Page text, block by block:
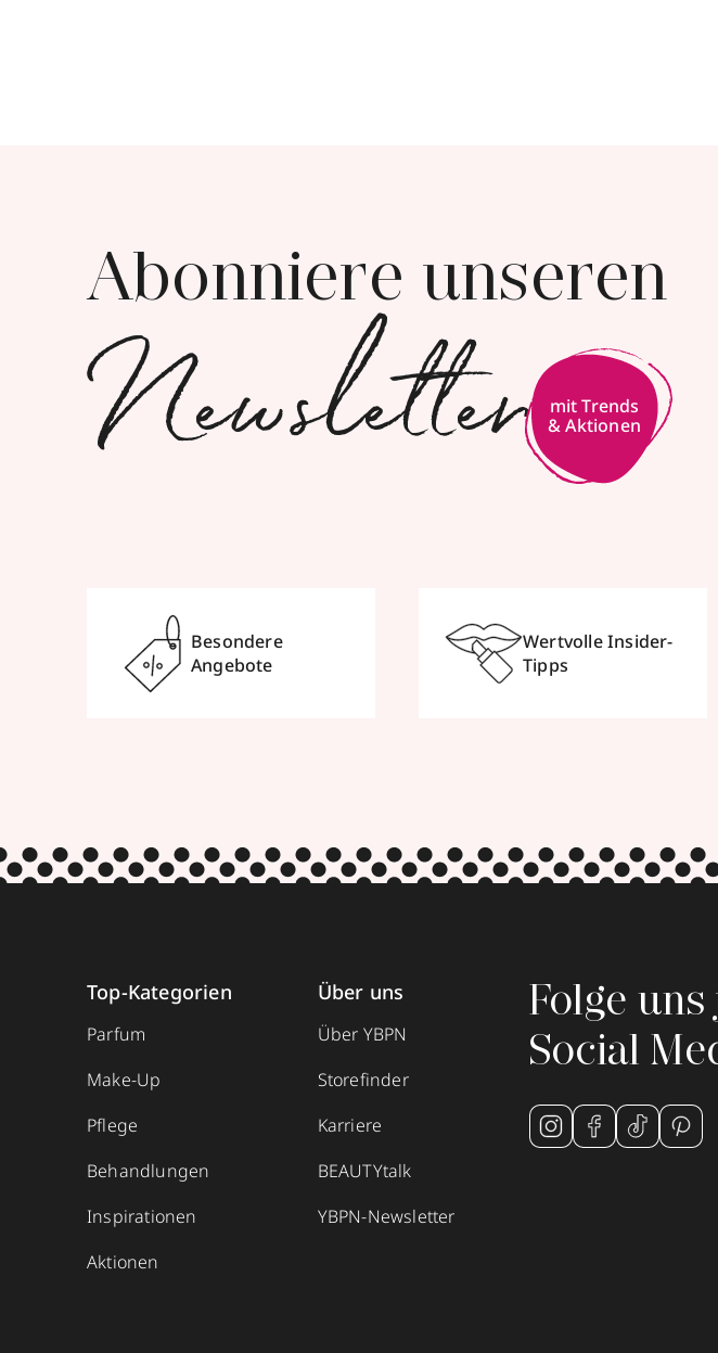
Abonniere unseren
Newsletter
mit Trends
& Aktionen
Besondere
Angebote
Wertvolle Insider-
Tipps
Top-Kategorien
Parfum
Make-Up
Pflege
Behandlungen
Inspirationen
Aktionen
Über uns
Über YBPN
Storefinder
Karriere
BEAUTYtalk
YBPN-Newsletter
Folge
Social